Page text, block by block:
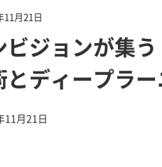
11月21日
ジョンが集
ディープラ
11月21日